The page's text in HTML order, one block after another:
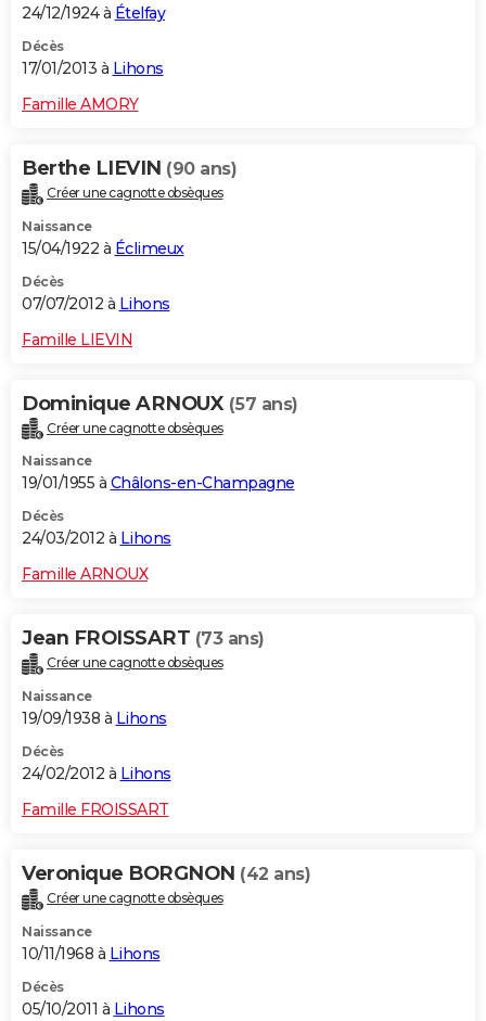
24/12/1924 à Ételfay
Décès
17/01/2013 à Lihons
Famille AMORY
Berthe LIEVIN (90 ans)
Créer une cagnotte obsèques
Naissance
15/04/1922 à Éclimeux
Décès
07/07/2012 à Lihons
Famille LIEVIN
Dominique ARNOUX (57 ans)
Créer une cagnotte obsèques
Naissance
19/01/1955 à Châlons-en-Champagne
Décès
24/03/2012 à Lihons
Famille ARNOUX
Jean FROISSART (73 ans)
Créer une cagnotte obsèques
Naissance
19/09/1938 à Lihons
Décès
24/02/2012 à Lihons
Famille FROISSART
Veronique BORGNON (42 ans)
Créer une cagnotte obsèques
Naissance
10/11/1968 à Lihons
Décès
05/10/2011 à Lihons